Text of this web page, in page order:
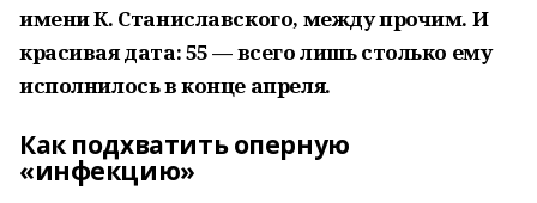
имени К. Станиславского, между прочим. И
красивая дата: 55 — всего лишь столько ему
исполнилось в конце апреля.
Как подхватить оперную
«инфекцию»